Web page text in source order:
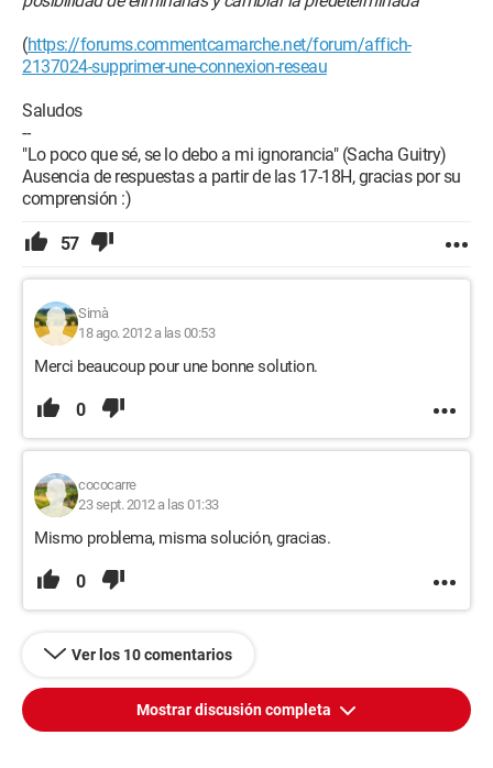
(https://forums.commentcamarche.net/forum/affich-
2137024-supprimer-une-connexion-reseau
Saludos
--
"Lo poco que sé, se lo debo a mi ignorancia" (Sacha Guitry)
Ausencia de respuestas a partir de las 17-18H, gracias por su
comprensión :)
57
Simà
18 ago. 2012 a las 00:53
Merci beaucoup pour une bonne solution.
0
cococarre
23 sept. 2012 a las 01:33
Mismo problema, misma solución, gracias.
0
Ver los 10 comentarios
Mostrar discusión completa